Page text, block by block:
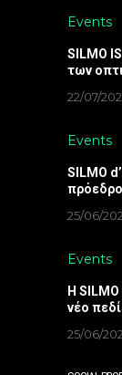
Events
SILMO
των
22/07/
Events
SILMO
25/06/
Events
Η
νέο
25/06/